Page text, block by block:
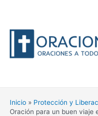
Inicio
Protección y
Oración para un buen viaje